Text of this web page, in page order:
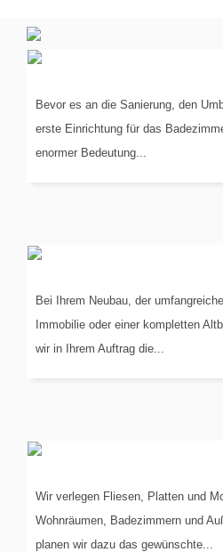
PLANUNGIN 3-D
Bevor es an die Sanierung, den
erste Einrichtung für das
enormer Bedeutung...
KOORDINIERUNG
Bei Ihrem Neubau, der
Immobilie oder einer kompletten
wir in Ihrem Auftrag die...
VERLEGUNG
Wir verlegen Fliesen, Platten und
Wohnräumen, Badezimmern und
planen wir dazu das gewünschte...